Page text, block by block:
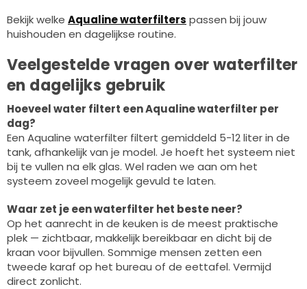
Bekijk welke Aqualine waterfilters passen bij jouw
huishouden en dagelijkse routine.
Veelgestelde vragen over waterfilter
en dagelijks gebruik
Hoeveel water filtert een Aqualine waterfilter per
dag?
Een Aqualine waterfilter filtert gemiddeld 5-12 liter in de
tank, afhankelijk van je model. Je hoeft het systeem niet
bij te vullen na elk glas. Wel raden we aan om het
systeem zoveel mogelijk gevuld te laten.
Waar zet je een waterfilter het beste neer?
Op het aanrecht in de keuken is de meest praktische
plek — zichtbaar, makkelijk bereikbaar en dicht bij de
kraan voor bijvullen. Sommige mensen zetten een
tweede karaf op het bureau of de eettafel. Vermijd
direct zonlicht.